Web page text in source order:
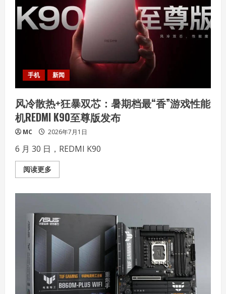
AMD
春
雨
计
北
京
交
大
学
校
企
共
建
“AI+创
新
应
与
实
中
手机 新闻
风冷散热+狂暴双芯：暑期档最“香”游戏性能
机REDMI K90至尊版发布
MC 2026年7月1日
6 月 30 日，REDMI K90
阅读更多Read
more
热
+狂
暴
双
芯：
暑
期
档
最
“香”
游
戏